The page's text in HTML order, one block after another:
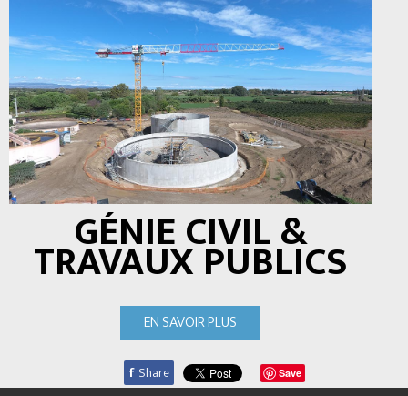
GÉNIE CIVIL &
TRAVAUX PUBLICS
EN SAVOIR PLUS
f Share Save